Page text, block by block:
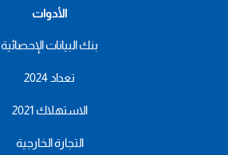
الأدوات
بنك البيانات الإحصائية
تعداد 2024
الاستهلاك 2021
التجارة الخارجية